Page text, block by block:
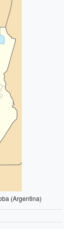
(Argentina)